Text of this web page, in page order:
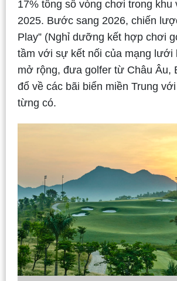
17% tổng số vòng chơi trong khu
2025. Bước sang 2026, chiến
Play” (Nghỉ dưỡng kết hợp chơi
tầm với sự kết nối của mạng lưới
mở rộng, đưa golfer từ Châu Âu,
đổ về các bãi biển miền Trung
từng có.